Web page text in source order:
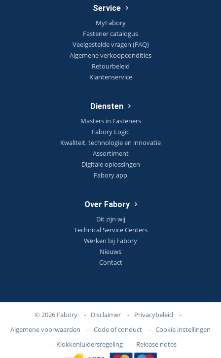
Service
MyFabory
Fastener catalogus
Veelgestelde vragen (FAQ)
Algemene verkoopcondities
Retourbeleid
Klantenservice
Diensten
Masters in Fasteners
Fabory Logic
Kwaliteit, technologie en innovatie
Assortiment
Digitale oplossingen
Fabory app
Over Fabory
Dit zijn wij
Technical Service Centers
Werken bij Fabory
Nieuws
Contact
© 2026 Fabory - Disclaimer - Privacybeleid
-
Algemene voorwaarden
- Code of conduct - Cookie instellingen
-
Klokkenluidersregeling - Release notes